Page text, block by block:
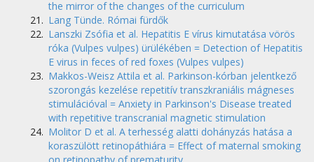
the mirror of the changes of the curriculum
Lang Tünde. Római fürdők
Lanszki Zsófia et al. Hepatitis E vírus kimutatása vörös
róka (Vulpes vulpes) ürülékében = Detection of Hepatitis
E virus in feces of red foxes (Vulpes vulpes)
Makkos-Weisz Attila et al. Parkinson-kórban jelentkező
szorongás kezelése repetitív transzkraniális mágneses
stimulációval = Anxiety in Parkinson's Disease treated
with repetitive transcranial magnetic stimulation
Molitor D et al. A terhesség alatti dohányzás hatása a
koraszülött retinopáthiára = Effect of maternal smoking